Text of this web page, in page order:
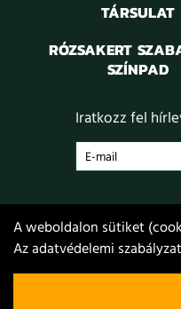
TÁRSULAT
RÓZSAKERT
SZÍNPAD
Iratkozz fel
Adatvédelem
©
A weboldalon sütiket
Az adatvédelemi